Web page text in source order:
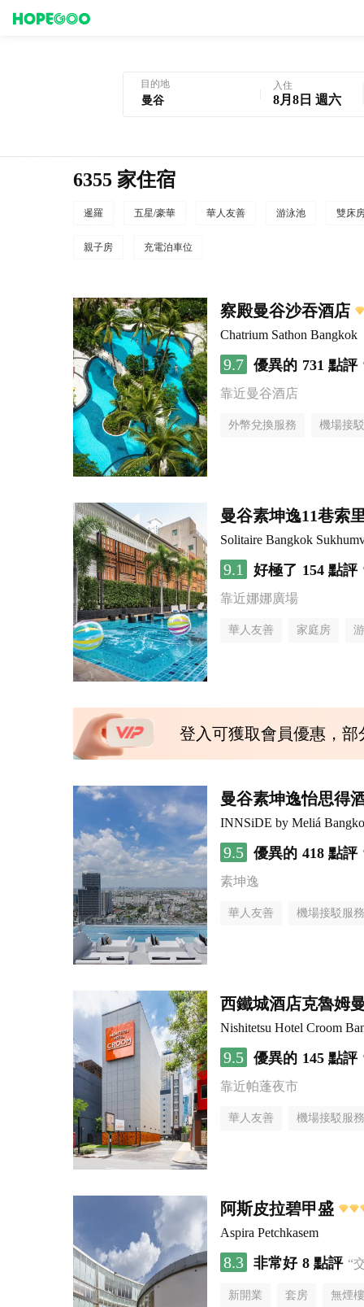
目的地 入住
8月8日 週六
6355 家住宿
暹羅 五星/豪華 華人友善 游泳池 雙床
親子房 充電泊車位
察殿曼谷沙吞酒店
Chatrium Sathon Bangkok
9.7 優異的 731 點評
靠近曼谷酒店
外幣兌換服務 機場接
曼谷素坤逸11巷索
Solitaire Bangkok
9.1 好極了 154 點評
靠近娜娜廣場
華人友善 家庭房
登入可獲取會員優惠，
曼谷素坤逸怡思得
INNSiDE by Meliá
9.5 優異的 418 點評
素坤逸
華人友善 機場接駁服務
西鐵城酒店克魯姆
Nishitetsu Hotel Croom
9.5 優異的 145 點評
靠近帕蓬夜市
華人友善 機場接駁服務
阿斯皮拉碧甲盛
Aspira Petchkasem
8.3 非常好 8 點評 “
新開業 套房 無煙